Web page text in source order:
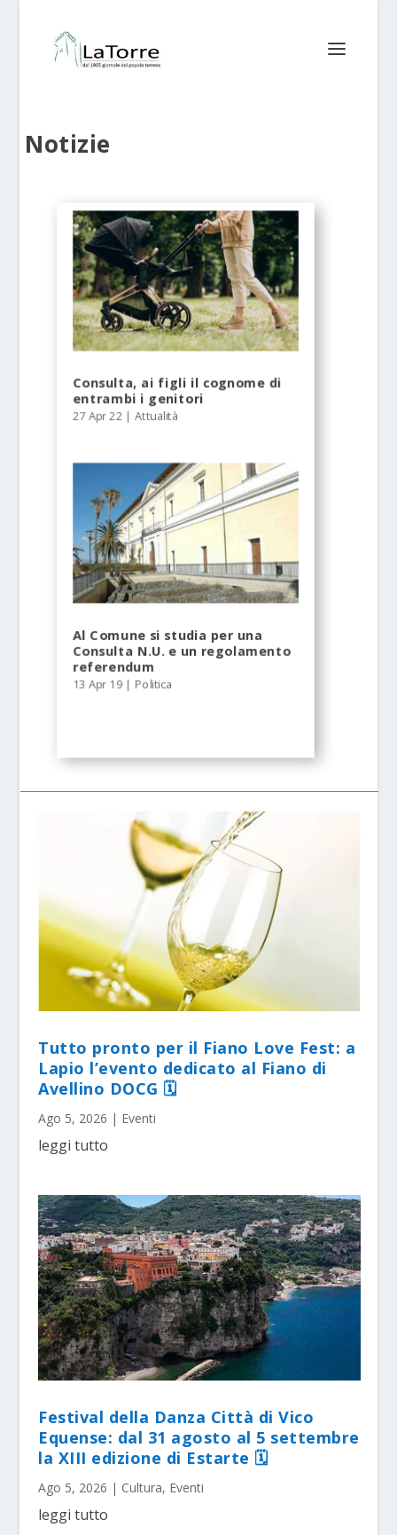
Notizie
Consulta, ai figli il cognome di
entrambi i genitori
27 Apr 22 |Attualità
Al Comune si studia per una
Consulta N.U. e un regolamento
referendum
13 Apr 19 | Politica
Tutto pronto per il Fiano Love Fest: a
Lapio l’evento dedicato al Fiano di
Avellino DOCG 🗓
Ago 5, 2026 | Eventi
leggi tutto
Festival della Danza Città di Vico
Equense: dal 31 agosto al 5 settembre
la XIII edizione di Estarte 🗓
Ago 5, 2026 | Cultura, Eventi
leggi tutto